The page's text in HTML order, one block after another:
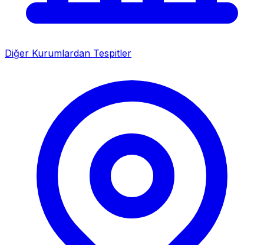
Diğer Kurumlardan Tespitler